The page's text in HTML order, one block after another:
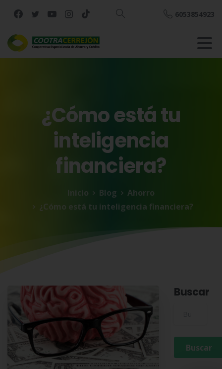
Buscar
6053854923
¿Cómoestátu
inteligencia
financiera?
Inicio Blog
Ahorro
¿Cómo está tu inteligencia financiera?
Buscar